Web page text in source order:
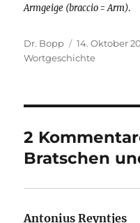
Armgeige (braccio = Arm).
Autor
Dr. Bopp
Veröffentlicht
am
14. Oktober
Wortgeschichte
2
Bratschen
Antonius Reyntjes